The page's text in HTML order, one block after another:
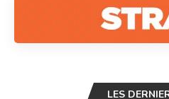
LES